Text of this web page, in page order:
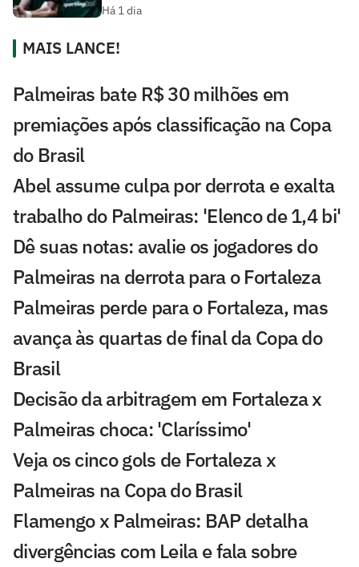
Há 1 dia
MAIS LANCE!
Palmeiras bate R$ 30 milhões em
premiações após classificação na Copa
do Brasil
Abel assume culpa por derrota e exalta
trabalho do Palmeiras: 'Elenco de 1,4 bi'
Dê suas notas: avalie os jogadores do
Palmeiras na derrota para o Fortaleza
Palmeiras perde para o Fortaleza, mas
avança às quartas de final da Copa do
Brasil
Decisão da arbitragem em Fortaleza x
Palmeiras choca: 'Claríssimo'
Veja os cinco gols de Fortaleza x
Palmeiras na Copa do Brasil
Flamengo x Palmeiras: BAP detalha
divergências com Leila e fala sobre